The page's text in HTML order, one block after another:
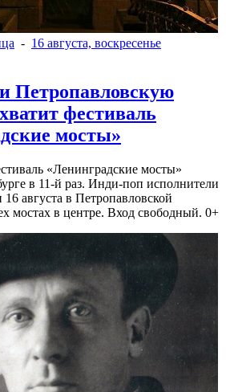
- 16 августа, воскресенье
Петропавловскую
фестиваль
мосты»
«Ленинградские мосты»
в 11-й раз. Инди-поп исполнители
августа в Петропавловской
мостах в центре. Вход свободный. 0+